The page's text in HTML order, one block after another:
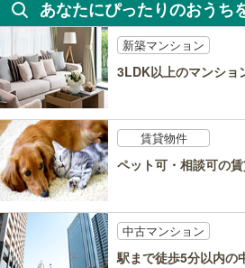
あなたにぴったりのおうち
新築マンション
3LDK以上のマンショ
賃貸物件
ペット可・相談可の
中古マンション
駅まで徒歩5分以内の